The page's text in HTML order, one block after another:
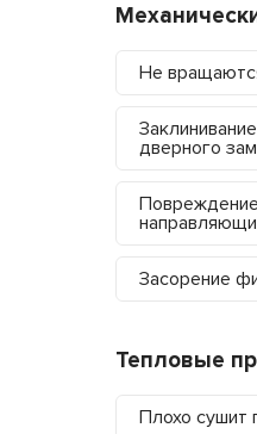
Не
дверного
Засорение
Тепловые
Плохо сушит